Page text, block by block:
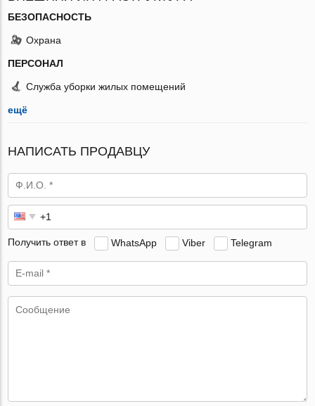
БЕЗОПАСНОСТЬ
Охрана
ПЕРСОНАЛ
Служба уборки жилых помещений
ещё
НАПИСАТЬ ПРОДАВЦУ
Получить ответ в WhatsApp Viber Telegram